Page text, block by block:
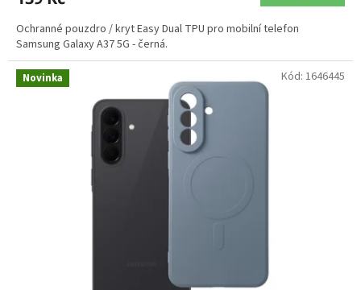
Ochranné pouzdro / kryt Easy Dual TPU pro mobilní telefon
Samsung Galaxy A37 5G - černá.
Novinka Kód: 1646445